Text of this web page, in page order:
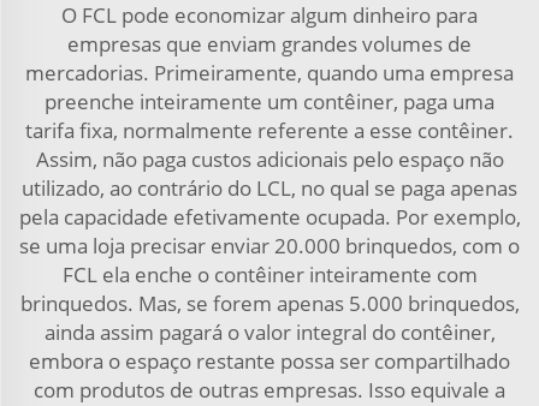
O FCL pode economizar algum dinheiro para
empresas que enviam grandes volumes de
mercadorias. Primeiramente, quando uma empresa
preenche inteiramente um contêiner, paga uma
tarifa fixa, normalmente referente a esse contêiner.
Assim, não paga custos adicionais pelo espaço não
utilizado, ao contrário do LCL, no qual se paga apenas
pela capacidade efetivamente ocupada. Por exemplo,
se uma loja precisar enviar 20.000 brinquedos, com o
FCL ela enche o contêiner inteiramente com
brinquedos. Mas, se forem apenas 5.000 brinquedos,
ainda assim pagará o valor integral do contêiner,
embora o espaço restante possa ser compartilhado
com produtos de outras empresas. Isso equivale a